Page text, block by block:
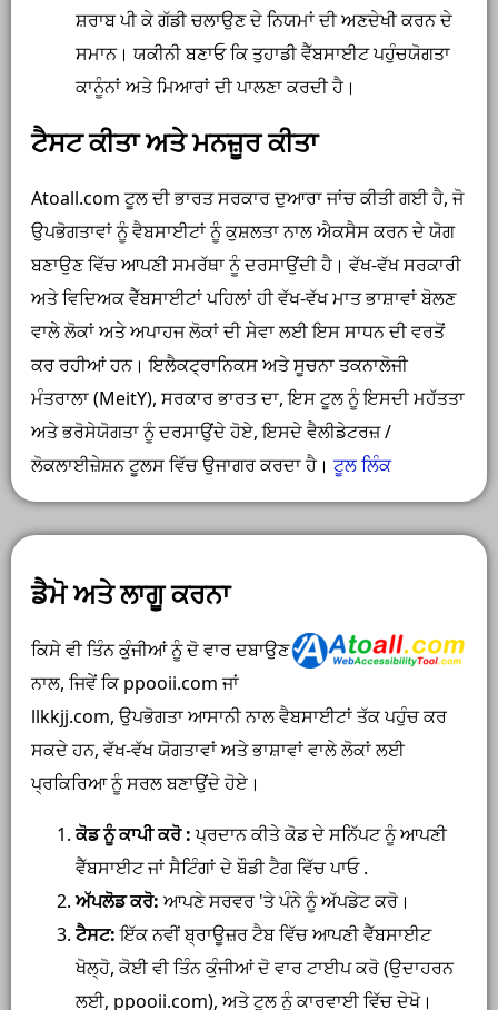
ਸ਼ਰਾਬ ਪੀ ਕੇ ਗੱਡੀ ਚਲਾਉਣ ਦੇ ਨਿਯਮਾਂ ਦੀ ਅਣਦੇਖੀ ਕਰਨ ਦੇ
ਸਮਾਨ। ਯਕੀਨੀ ਬਣਾਓ ਕਿ ਤੁਹਾਡੀ ਵੈੱਬਸਾਈਟ ਪਹੁੰਚਯੋਗਤਾ
ਕਾਨੂੰਨਾਂ ਅਤੇ ਮਿਆਰਾਂ ਦੀ ਪਾਲਣਾ ਕਰਦੀ ਹੈ।
ਟੈਸਟ ਕੀਤਾ ਅਤੇ ਮਨਜ਼ੂਰ ਕੀਤਾ
Atoall.com ਟੂਲ ਦੀ ਭਾਰਤ ਸਰਕਾਰ ਦੁਆਰਾ ਜਾਂਚ ਕੀਤੀ ਗਈ ਹੈ, ਜੋ
ਉਪਭੋਗਤਾਵਾਂ ਨੂੰ ਵੈਬਸਾਈਟਾਂ ਨੂੰ ਕੁਸ਼ਲਤਾ ਨਾਲ ਐਕਸੈਸ ਕਰਨ ਦੇ ਯੋਗ
ਬਣਾਉਣ ਵਿੱਚ ਆਪਣੀ ਸਮਰੱਥਾ ਨੂੰ ਦਰਸਾਉਂਦੀ ਹੈ। ਵੱਖ-ਵੱਖ ਸਰਕਾਰੀ
ਅਤੇ ਵਿਦਿਅਕ ਵੈੱਬਸਾਈਟਾਂ ਪਹਿਲਾਂ ਹੀ ਵੱਖ-ਵੱਖ ਮਾਤ ਭਾਸ਼ਾਵਾਂ ਬੋਲਣ
ਵਾਲੇ ਲੋਕਾਂ ਅਤੇ ਅਪਾਹਜ ਲੋਕਾਂ ਦੀ ਸੇਵਾ ਲਈ ਇਸ ਸਾਧਨ ਦੀ ਵਰਤੋਂ
ਕਰ ਰਹੀਆਂ ਹਨ। ਇਲੈਕਟ੍ਰਾਨਿਕਸ ਅਤੇ ਸੂਚਨਾ ਤਕਨਾਲੋਜੀ
ਮੰਤਰਾਲਾ (MeitY), ਸਰਕਾਰ ਭਾਰਤ ਦਾ, ਇਸ ਟੂਲ ਨੂੰ ਇਸਦੀ ਮਹੱਤਤਾ
ਅਤੇ ਭਰੋਸੇਯੋਗਤਾ ਨੂੰ ਦਰਸਾਉਂਦੇ ਹੋਏ, ਇਸਦੇ ਵੈਲੀਡੇਟਰਜ਼ /
ਲੋਕਲਾਈਜ਼ੇਸ਼ਨ ਟੂਲਸ ਵਿੱਚ ਉਜਾਗਰ ਕਰਦਾ ਹੈ। ਟੂਲ ਲਿੰਕ
ਡੈਮੋ ਅਤੇ ਲਾਗੂ ਕਰਨਾ
ਕਿਸੇ ਵੀ ਤਿੰਨ ਕੁੰਜੀਆਂ ਨੂੰ ਦੋ ਵਾਰ ਦਬਾਉਣ
ਨਾਲ, ਜਿਵੇਂ ਕਿ ppooii.com ਜਾਂ
llkkjj.com, ਉਪਭੋਗਤਾ ਆਸਾਨੀ ਨਾਲ ਵੈਬਸਾਈਟਾਂ ਤੱਕ ਪਹੁੰਚ ਕਰ
ਸਕਦੇ ਹਨ, ਵੱਖ-ਵੱਖ ਯੋਗਤਾਵਾਂ ਅਤੇ ਭਾਸ਼ਾਵਾਂ ਵਾਲੇ ਲੋਕਾਂ ਲਈ
ਪ੍ਰਕਿਰਿਆ ਨੂੰ ਸਰਲ ਬਣਾਉਂਦੇ ਹੋਏ।
ਕੋਡ ਨੂੰ ਕਾਪੀ ਕਰੋ:ਪ੍ਰਦਾਨ ਕੀਤੇ ਕੋਡ ਦੇ ਸਨਿੱਪਟ ਨੂੰ ਆਪਣੀ
ਵੈੱਬਸਾਈਟ ਜਾਂ ਸੈਟਿੰਗਾਂ ਦੇ ਬੌਡੀ ਟੈਗ ਵਿੱਚ ਪਾਓ .
ਅੱਪਲੋਡ ਕਰੋ: ਆਪਣੇ ਸਰਵਰ 'ਤੇ ਪੰਨੇ ਨੂੰ ਅੱਪਡੇਟ ਕਰੋ।
ਟੈਸਟ:ਇੱਕ ਨਵੀਂ ਬ੍ਰਾਊਜ਼ਰ ਟੈਬ ਵਿੱਚ ਆਪਣੀ ਵੈੱਬਸਾਈਟ
ਖੋਲ੍ਹੋ, ਕੋਈ ਵੀ ਤਿੰਨ ਕੁੰਜੀਆਂ ਦੋ ਵਾਰ ਟਾਈਪ ਕਰੋ (ਉਦਾਹਰਨ
ਲਈ, ppooii.com), ਅਤੇ ਟੂਲ ਨੂੰ ਕਾਰਵਾਈ ਵਿੱਚ ਦੇਖੋ।